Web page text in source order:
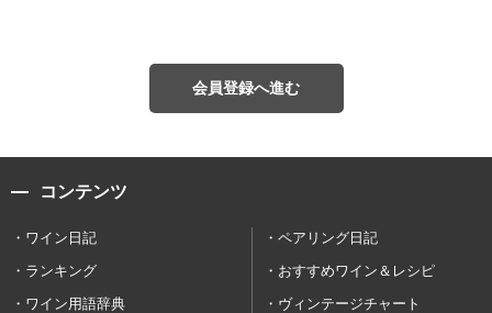
会員登録へ進む
コンテンツ
ワイン日記
ペアリング日記
ランキング
おすすめワイン＆レシピ
ワイン用語辞典
ヴィンテージチャート